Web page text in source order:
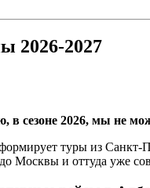
2026-2027
в сезоне 2026, мы не
туры из
Москвы и оттуда уже